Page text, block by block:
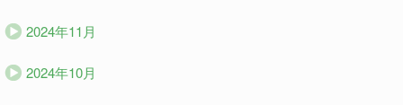
2024年11月
2024年10月